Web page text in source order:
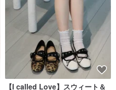
【I called Love】スウィート＆